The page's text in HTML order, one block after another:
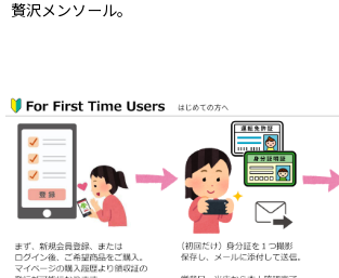
贅沢メンソール。